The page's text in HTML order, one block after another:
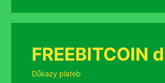
FREEBITCOIN
Rubriky
Důkazy plateb